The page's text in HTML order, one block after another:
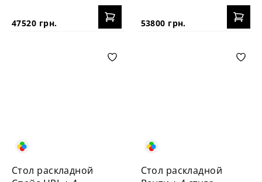
47520 грн. 53800 грн.
Стол раскладной
Стол раскладной